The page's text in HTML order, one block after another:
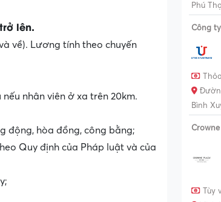
lên.
về). Lương tính theo chuyến
nhân viên ở xa trên 20km.
động, hòa đồng, công bằng;
Quy định của Pháp luật và của
Phú
Công
Bình
Tùy